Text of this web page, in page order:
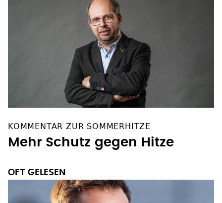
KOMMENTAR ZUR SOMMERHITZE
Mehr Schutz gegen Hitze
OFT GELESEN